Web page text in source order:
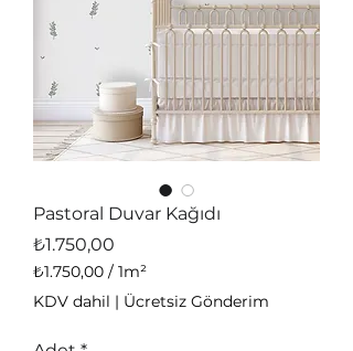
Pastoral Duvar Kağıdı
₺1.750,00
₺1.750,00 / 1m²
1
Metrekare
KDV dahil | Ücretsiz Gönderim